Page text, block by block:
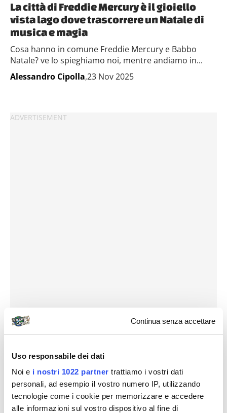
Continua senza accettare
Uso responsabile dei dati
Noi e i nostri 1022 partner trattiamo i vostri dati
personali, ad esempio il vostro numero IP, utilizzando
tecnologie come i cookie per memorizzare e accedere
alle informazioni sul vostro dispositivo al fine di
La città di Freddie Mercury è il gioiello
vista lago dove trascorrere un Natale di
musica e magia
Cosa hanno in comune Freddie Mercury e Babbo
Natale? ve lo spieghiamo noi, mentre andiamo in...
Alessandro Cipolla,23 Nov 2025